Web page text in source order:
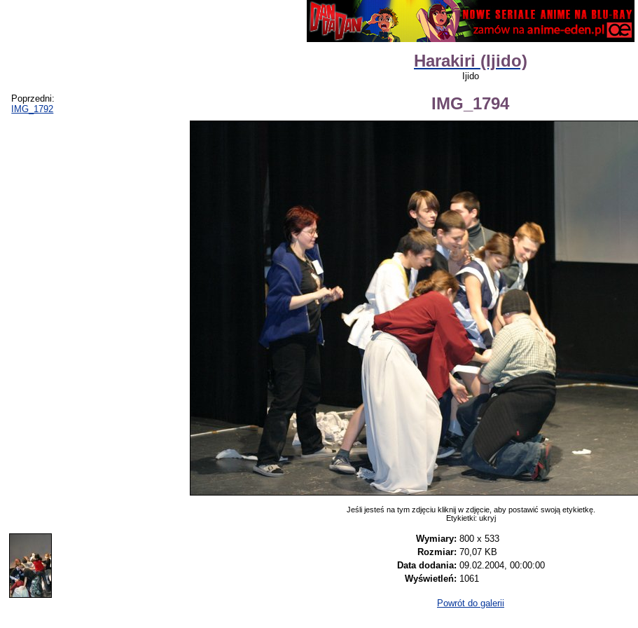
Harakiri (Ijido)
Ijido
Poprzedni:
IMG_1792
IMG_1794
Jeśli jesteś na tym zdjęciu kliknij w zdjęcie, aby postawić swoją etykietkę.
Etykietki: ukryj
Wymiary: 800 x 533
Rozmiar: 70,07 KB
Data dodania: 09.02.2004, 00:00:00
Wyświetleń: 1061
Powrót do galerii